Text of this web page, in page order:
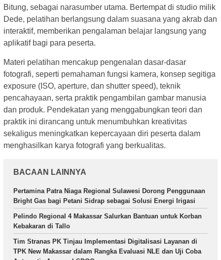
Bitung, sebagai narasumber utama. Bertempat di studio milik
Dede, pelatihan berlangsung dalam suasana yang akrab dan
interaktif, memberikan pengalaman belajar langsung yang
aplikatif bagi para peserta.
Materi pelatihan mencakup pengenalan dasar-dasar
fotografi, seperti pemahaman fungsi kamera, konsep segitiga
exposure (ISO, aperture, dan shutter speed), teknik
pencahayaan, serta praktik pengambilan gambar manusia
dan produk. Pendekatan yang menggabungkan teori dan
praktik ini dirancang untuk menumbuhkan kreativitas
sekaligus meningkatkan kepercayaan diri peserta dalam
menghasilkan karya fotografi yang berkualitas.
BACAAN LAINNYA
Pertamina Patra Niaga Regional Sulawesi Dorong Penggunaan
Bright Gas bagi Petani Sidrap sebagai Solusi Energi Irigasi
Pelindo Regional 4 Makassar Salurkan Bantuan untuk Korban
Kebakaran di Tallo
Tim Stranas PK Tinjau Implementasi Digitalisasi Layanan di
TPK New Makassar dalam Rangka Evaluasi NLE dan Uji Coba